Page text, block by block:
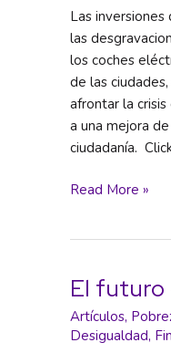
Las
las
los coches
de las
afrontar la
a una mejora
ciudadanía.
Por
público
no
se
debería
Read More »
El futuro
Artículos,
Desigualdad,